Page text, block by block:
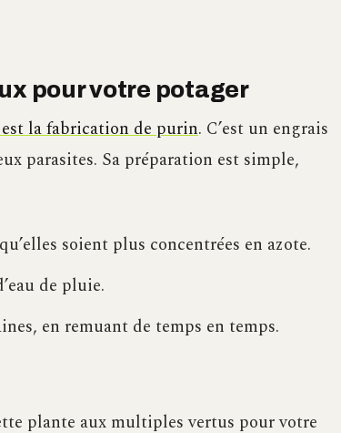
pour votre potager
la fabrication de purin. C’est un engrais
parasites. Sa préparation est simple,
soient plus concentrées en azote.
de pluie.
en remuant de temps en temps.
plante aux multiples vertus pour votre